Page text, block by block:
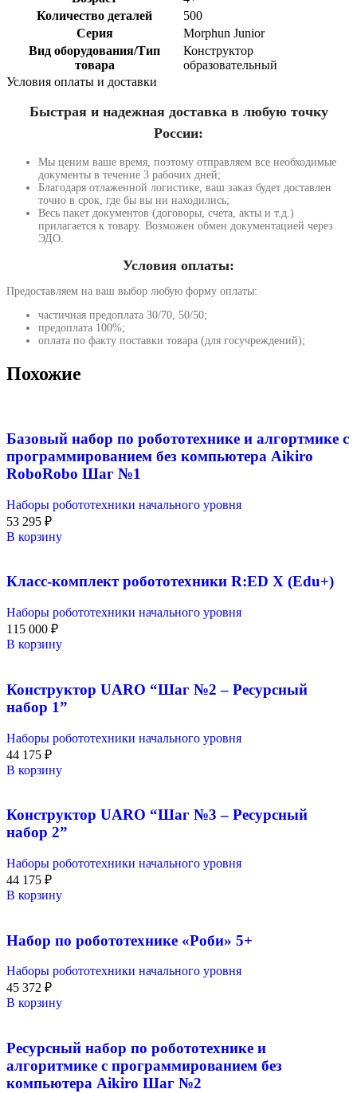
Количество деталей
500
Серия
Morphun Junior
Вид оборудования/Тип
товара
Конструктор
образовательный
Условия оплаты и доставки
Быстрая и надежная доставка в любую точку
России:
Мы ценим ваше время, поэтому отправляем все необходимые
документы в течение 3 рабочих дней;
Благодаря отлаженной логистике, ваш заказ будет доставлен
точно в срок, где бы вы ни находились;
Весь пакет документов (договоры, счета, акты и т.д.)
прилагается к товару. Возможен обмен документацией через
ЭДО.
Условия оплаты:
Предоставляем на ваш выбор любую форму оплаты:
частичная предоплата 30/70, 50/50;
предоплата 100%;
оплата по факту поставки товара (для госучреждений);
Похожие
Базовый набор по робототехнике и алгортмике с
программированием без компьютера Aikiro
RoboRobo Шаг №1
Наборы робототехники начального уровня
53 295 ₽
В корзину
Класс-комплект робототехники R:ED X (Edu+)
Наборы робототехники начального уровня
115 000 ₽
В корзину
Конструктор UARO “Шаг №2 – Ресурсный
набор 1”
Наборы робототехники начального уровня
44 175 ₽
В корзину
Конструктор UARO “Шаг №3 – Ресурсный
набор 2”
Наборы робототехники начального уровня
44 175 ₽
В корзину
Набор по робототехнике «Роби» 5+
Наборы робототехники начального уровня
45 372 ₽
В корзину
Ресурсный набор по робототехнике и
алгоритмике с программированием без
компьютера Aikiro Шаг №2